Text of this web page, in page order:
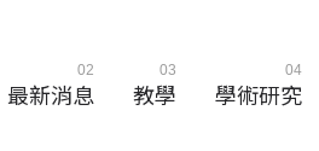
02
最新消息
03
教學
04
學術研究